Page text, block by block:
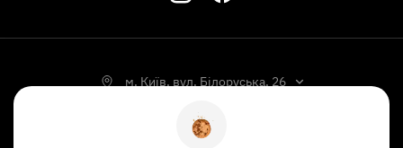
м. Київ, вул. Білоруська, 26
УКР